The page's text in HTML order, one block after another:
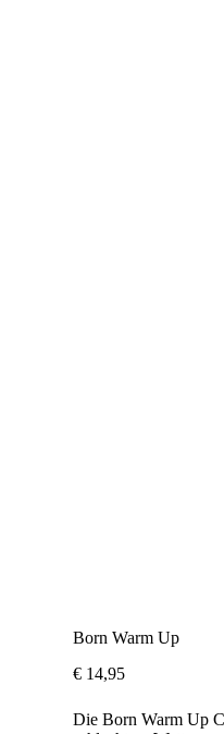
Born Warm Up
€ 14,95
Die Born Warm Up